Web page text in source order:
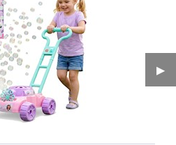
▶︎